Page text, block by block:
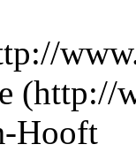
Hooft